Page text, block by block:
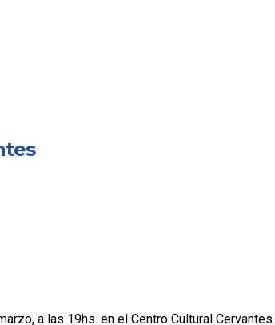
a las 19hs. en el Centro Cultural Cervantes.